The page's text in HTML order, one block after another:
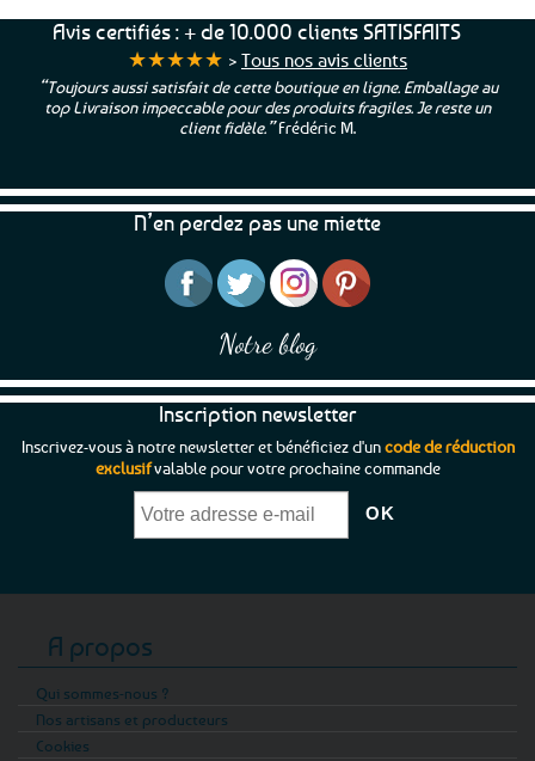
artisanales, généreuses et fondantes, révèlent
toute la saveur du terroir breton dès la
première bouchée.
Que serait la Bretagne sans ses pâtés bretons
accents rustiques et généreux est un
incontournable qui séduit toutes les
parfait en entrée, sur une tartine en apéro, ou
pourquoi pas, en sandwich gourmet. Et pour
ceux qui aiment explorer, découvrez nos
déclinaisons plus originales, avec des
mariages étonnants comme le pâté breton aux
algues ou au cidre local. Vous retrouverez
bien sûr l'inoubliable pâté Hénaff et sa boîte
bleue et jaune et toute gamme Hénaff
Sélection et leurs terrines bretonnes cuisinées
légumineuses de Bretagne valent le détour !
Gourmands, colorés et savoureux, ces petits
pots végétariens vous feront adorer les
Avis certifiés : + de 10.000 clients SATISFAITS
★★★★★ > Tous nos avis clients
“Toujours aussi satisfait de cette boutique en ligne. Emballage au
top Livraison impeccable pour des produits fragiles. Je reste un
client fidèle.”Frédéric M.
N’en perdez pas une miette
Notre blog
Inscription newsletter
Inscrivez-vous à notre newsletter et bénéficiez d'uncode de réduction
exclusifvalable pour votre prochaine commande
A propos
Qui sommes-nous ?
Nos artisans et producteurs
Cookies